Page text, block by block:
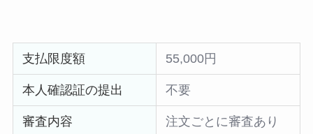
支払限度額 55,000円
本人確認証の提出 不要
審査内容 注文ごとに審査あり